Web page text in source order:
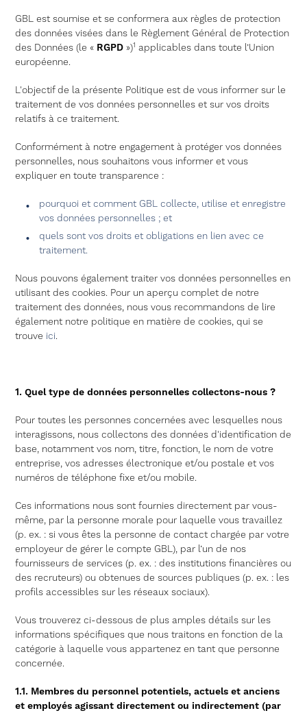
GBL est soumise et se conformera aux règles de protection
des données visées dans le Règlement Général de Protection
des Données (le « RGPD »)1 applicables dans toute l’Union
européenne.
L'objectif de la présente Politique est de vous informer sur le
traitement de vos données personnelles et sur vos droits
relatifs à ce traitement.
Conformément à notre engagement à protéger vos données
personnelles, nous souhaitons vous informer et vous
expliquer en toute transparence :
pourquoi et comment GBL collecte, utilise et enregistre
vos données personnelles ; et
quels sont vos droits et obligations en lien avec ce
traitement.
Nous pouvons également traiter vos données personnelles en
utilisant des cookies. Pour un aperçu complet de notre
traitement des données, nous vous recommandons de lire
également notre politique en matière de cookies, qui se
trouve ici.
1. Quel type de données personnelles collectons-nous ?
Pour toutes les personnes concernées avec lesquelles nous
interagissons, nous collectons des données d'identification de
base, notamment vos nom, titre, fonction, le nom de votre
entreprise, vos adresses électronique et/ou postale et vos
numéros de téléphone fixe et/ou mobile.
Ces informations nous sont fournies directement par vous-
même, par la personne morale pour laquelle vous travaillez
(p. ex. : si vous êtes la personne de contact chargée par votre
employeur de gérer le compte GBL), par l’un de nos
fournisseurs de services (p. ex. : des institutions financières ou
des recruteurs) ou obtenues de sources publiques (p. ex. : les
profils accessibles sur les réseaux sociaux).
Vous trouverez ci-dessous de plus amples détails sur les
informations spécifiques que nous traitons en fonction de la
catégorie à laquelle vous appartenez en tant que personne
concernée.
1.1. Membres du personnel potentiels, actuels et anciens
et employés agissant directement ou indirectement (par